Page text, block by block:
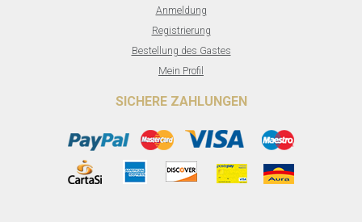
Anmeldung
Registrierung
Bestellung des Gastes
Mein Profil
SICHERE ZAHLUNGEN